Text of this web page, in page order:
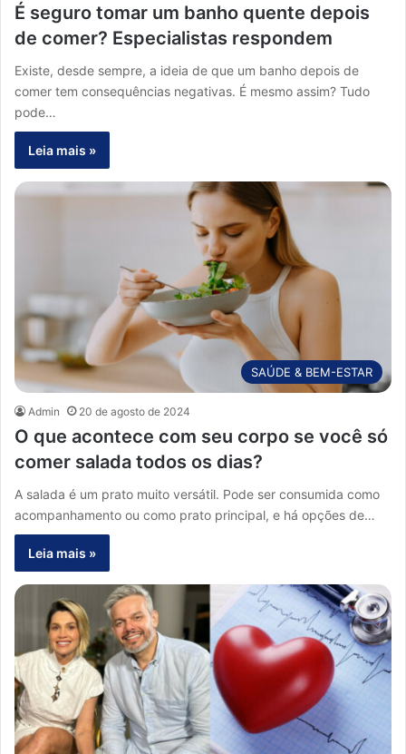
É seguro tomar um banho quente depois
de comer? Especialistas respondem
Existe, desde sempre, a ideia de que um banho depois de
comer tem consequências negativas. É mesmo assim? Tudo
pode…
Leia mais »
SAÚDE & BEM-ESTAR
Admin 20 de agosto de 2024
O que acontece com seu corpo se você só
comer salada todos os dias?
A salada é um prato muito versátil. Pode ser consumida como
acompanhamento ou como prato principal, e há opções de…
Leia mais »